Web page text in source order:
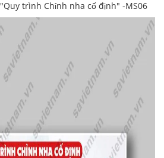
trình Chỉnh nha cố định" -MS06